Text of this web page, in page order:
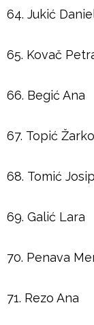
64. Jukić
65. Kovač
66. Begić Ana
67. Topić Žarko
68. Tomić
69. Galić Lara
70. Penava
71. Rezo Ana